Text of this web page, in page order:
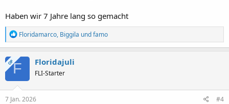
Haben wir 7 Jahre lang so gemacht
R
e
a
k
t
o
n
e
Floridamarco, Biggila undfamo
OPF Floridajuli
FLI-Starter
7 Jan. 2026 #4